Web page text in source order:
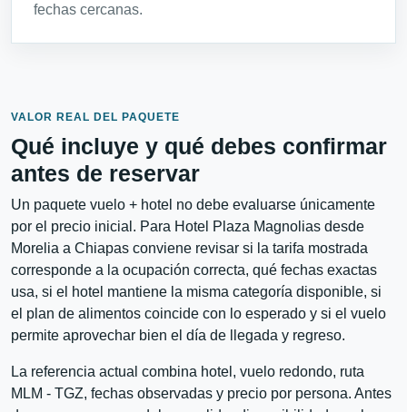
fechas cercanas.
VALOR REAL DEL PAQUETE
Qué incluye y qué debes confirmar
antes de reservar
Un paquete vuelo + hotel no debe evaluarse únicamente
por el precio inicial. Para Hotel Plaza Magnolias desde
Morelia a Chiapas conviene revisar si la tarifa mostrada
corresponde a la ocupación correcta, qué fechas exactas
usa, si el hotel mantiene la misma categoría disponible, si
el plan de alimentos coincide con lo esperado y si el vuelo
permite aprovechar bien el día de llegada y regreso.
La referencia actual combina hotel, vuelo redondo, ruta
MLM - TGZ, fechas observadas y precio por persona. Antes